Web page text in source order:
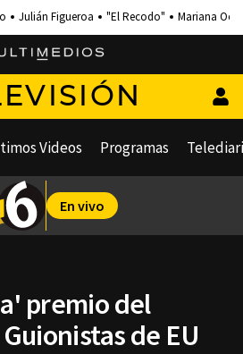
Julián Figueroa "El Recodo" Mariana
Videos Programas
En vivo
premio del
de EU